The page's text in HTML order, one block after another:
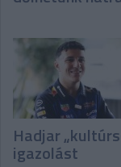
Hadjar
igazolást